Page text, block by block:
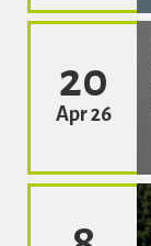
20
Apr 26